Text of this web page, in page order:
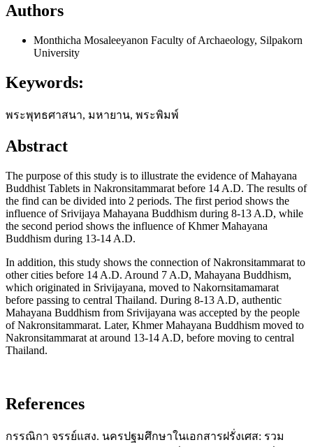
Authors
Monthicha Mosaleeyanon Faculty of Archaeology, Silpakorn
University
Keywords:
พระพุทธศาสนา, มหายาน, พระพิมพ์
Abstract
The purpose of this study is to illustrate the evidence of Mahayana
Buddhist Tablets in Nakronsitammarat before 14 A.D. The results of
the find can be divided into 2 periods. The first period shows the
influence of Srivijaya Mahayana Buddhism during 8-13 A.D, while
the second period shows the influence of Khmer Mahayana
Buddhism during 13-14 A.D.
In addition, this study shows the connection of Nakronsitammarat to
other cities before 14 A.D. Around 7 A.D, Mahayana Buddhism,
which originated in Srivijayana, moved to Nakornsitamamarat
before passing to central Thailand. During 8-13 A.D, authentic
Mahayana Buddhism from Srivijayana was accepted by the people
of Nakronsitammarat. Later, Khmer Mahayana Buddhism moved to
Nakronsitammarat at around 13-14 A.D, before moving to central
Thailand.
References
กรรณิกา จรรย์แสง. นครปฐมศึกษาในเอกสารฝรั่งเศส: รวม